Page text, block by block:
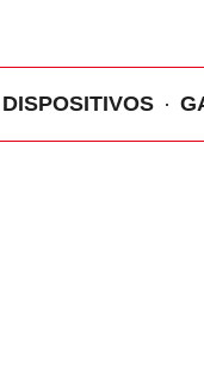
DISPOSITIVOS